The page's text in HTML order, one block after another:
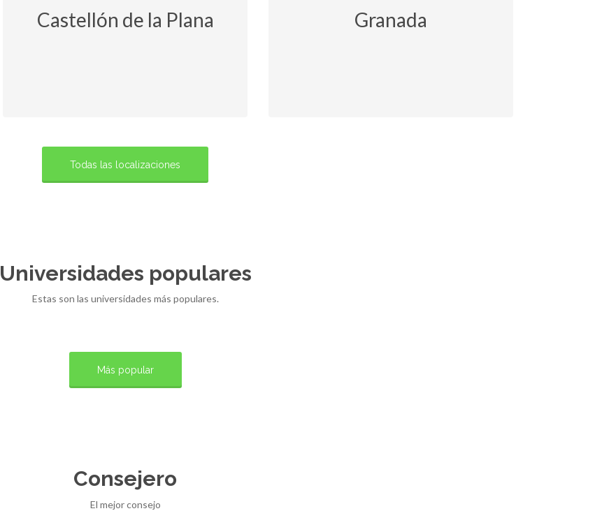
Castellón de la Plana Granada
Todas las localizaciones
Universidades populares
Estas son las universidades más populares.
Más popular
Consejero
El mejor consejo